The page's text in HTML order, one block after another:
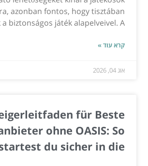
azonban fontos, hogy tisztában
biztonságos játék alapelveivel. A...
קרא עוד »
אוג 04, 2026
für Beste
ohne OASIS: So
du sicher in die